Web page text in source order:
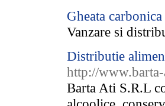
Gheata carbonica
Vanzare si
Distributie
http://
Barta Ati S.R.L